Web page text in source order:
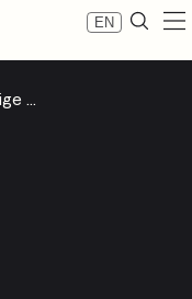
EN
...